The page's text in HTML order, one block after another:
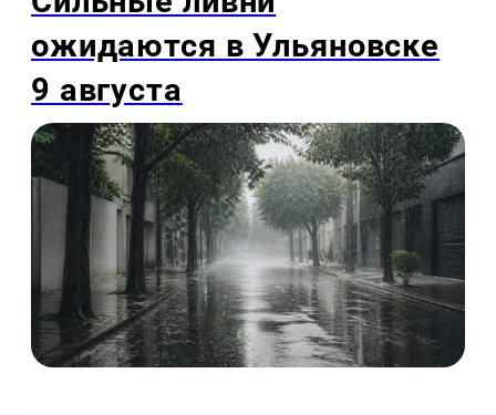
ожидаются в Ульяновске
9 августа